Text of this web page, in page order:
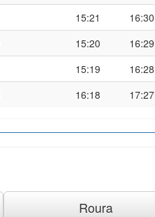
15:21
16:30
15:20
16:29
15:19
16:28
16:18 17:27
Roura